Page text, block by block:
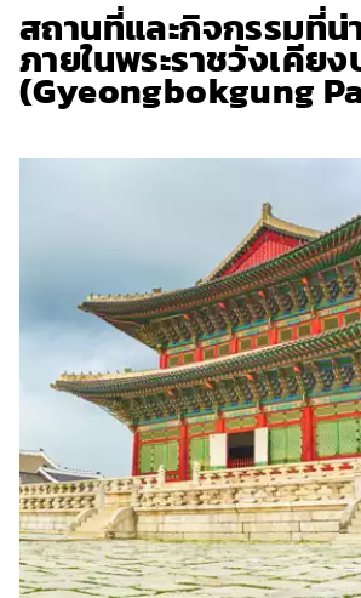
สถานที่และกิจกรรมที่น่
ภายในพระราชวังเคีย
(Gyeongbokgung